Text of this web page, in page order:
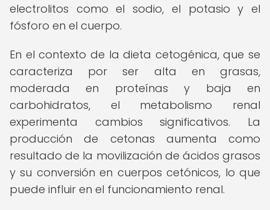
electrolitos como el sodio, el potasio y el
fósforo en el cuerpo.
En el contexto de la dieta cetogénica, que se
caracteriza por ser alta en grasas,
moderada en proteínas y baja en
carbohidratos, el metabolismo renal
experimenta cambios significativos. La
producción de cetonas aumenta como
resultado de la movilización de ácidos grasos
y su conversión en cuerpos cetónicos, lo que
puede influir en el funcionamiento renal.